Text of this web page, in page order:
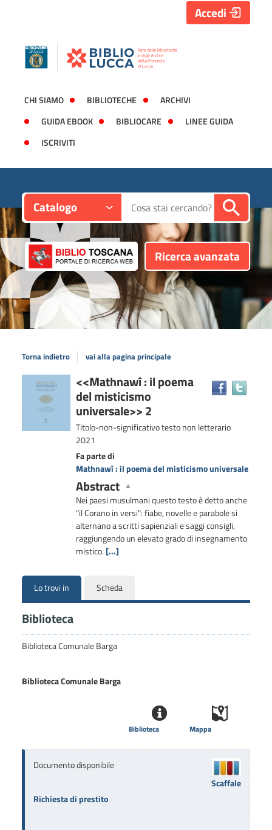
CHI SIAMO BIBLIOTECHE
ARCHIVI
GUIDA EBOOK
BIBLIOCARE
LINEE GUIDA
ISCRIVITI
Accedi
Catalogo Cerca su "Catalogo"
Ricerca avanzata
Torna indietro vai alla pagina principale
Dettaglio
del
documento
<<Mathnawî : il poema
del misticismo
universale>> 2
Titolo-non-significativotesto non letterario
2021
Fa parte di
Mathnawî : il poema del misticismo universale
Abstract
Nei paesi musulmani questo testo è detto anche
"il Corano in versi": fiabe, novelle e parabole si
alternano a scritti sapienziali e saggi consigli,
raggiungendo un elevato grado di insegnamento
mistico. [...]
Lo trovi in Scheda
Biblioteca
Biblioteca Comunale Barga
Biblioteca Comunale Barga
Mappa
Biblioteca
Documento disponibile
Richiesta di prestito
Scaffale